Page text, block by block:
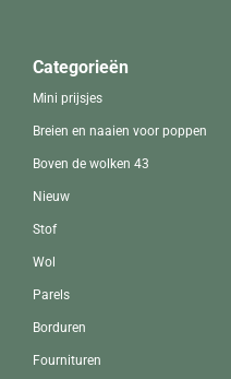
Categorieën
Mini prijsjes
Breien en naaien voor poppen
Boven de wolken 43
Nieuw
Stof
Wol
Parels
Borduren
Fournituren